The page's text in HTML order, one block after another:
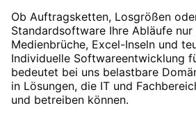
Ob Auftragsketten, Losgrößen
Standardsoftware Ihre Abläufe
Medienbrüche, Excel-Inseln und
Individuelle Softwareentwicklung
bedeutet bei uns belastbare
in Lösungen, die IT und
und betreiben können.